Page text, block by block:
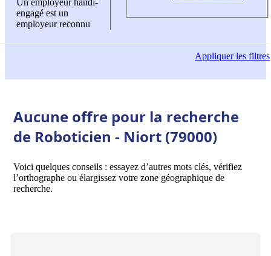
Un employeur handi-
engagé est un
employeur reconnu
Appliquerles filtres
Aucune offre pour la recherche
de Roboticien - Niort (79000)
Voici quelques conseils : essayez d’autres mots clés, vérifiez
l’orthographe ou élargissez votre zone géographique de
recherche.